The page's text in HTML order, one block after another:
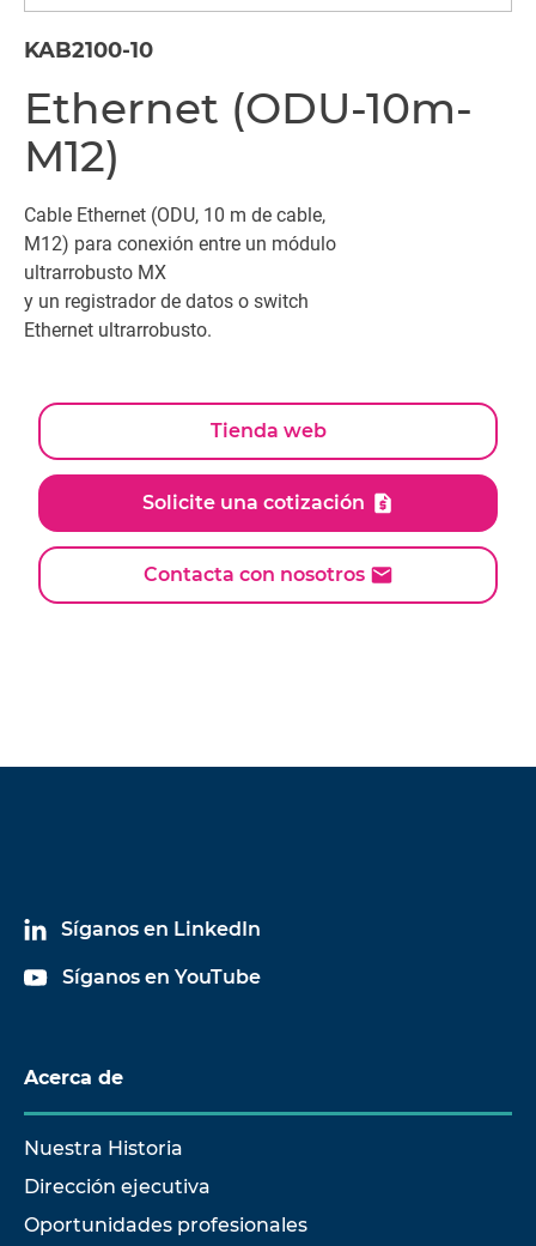
KAB2100-10
Ethernet (ODU-10m-
M12)
Cable Ethernet (ODU, 10 m de cable,
M12) para conexión entre un módulo
ultrarrobusto MX
y un registrador de datos o switch
Ethernet ultrarrobusto.
Tienda web
Solicite una cotización
Contacta con nosotros
Síganos en LinkedIn
Síganos en YouTube
Acerca de
Nuestra Historia
Dirección ejecutiva
Oportunidades profesionales